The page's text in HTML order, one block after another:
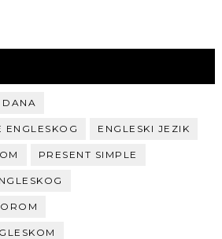
DANA
ENGLESKOG ENGLESKI JEZIK
PRESENT SIMPLE